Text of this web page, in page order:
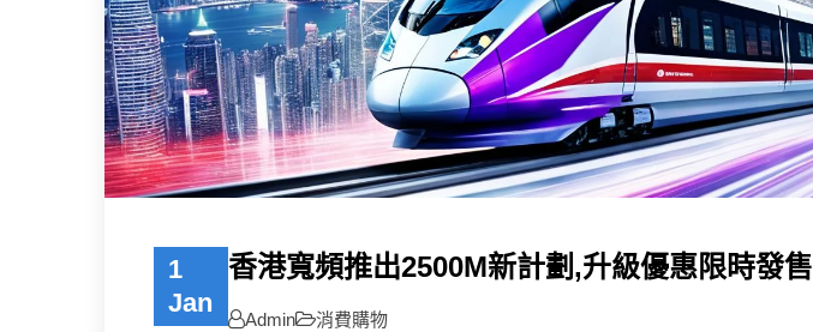
1
Jan
香港寬頻推出2500M新計劃,升級優惠限時發售
Admin 消費購物